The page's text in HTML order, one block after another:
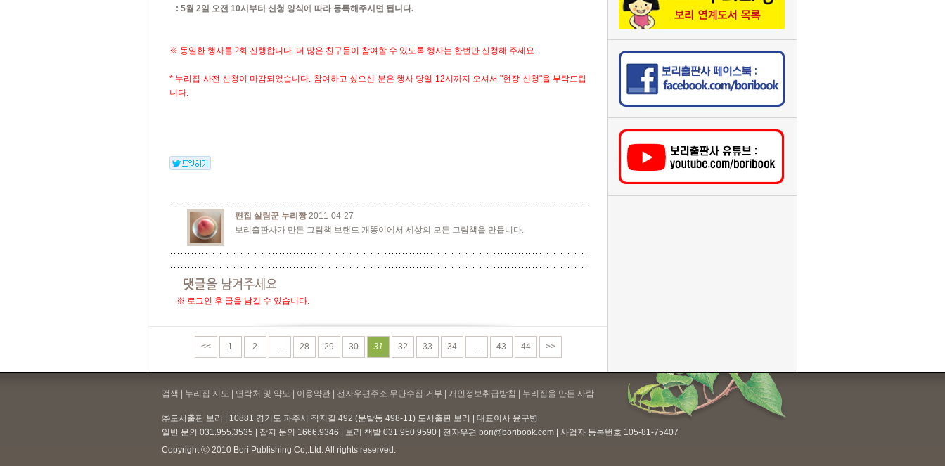
: 5월 2일 오전 10시부터 신청 양식에 따라 등록해주시면 됩니다.
※ 동일한 행사를 2회 진행합니다. 더 많은 친구들이 참여할 수 있도록 행사는 한번만 신청해 주세요.
* 누리집 사전 신청이 마감되었습니다. 참여하고 싶으신 분은 행사 당일 12시까지 오셔서 "현장 신청"을 부탁드립
니다.
편집 살림꾼 누리짱2011-04-27
보리출판사가 만든 그림책 브랜드 개똥이에서 세상의 모든 그림책을 만듭니다.
※ 로그인 후 글을 남길 수 있습니다.
<< 1 2 ... 28 29 30 31 32 33 34 ... 43 44 >>
검색 | 누리집 지도 | 연락처 및 약도 | 이용약관 | 전자우편주소 무단수집 거부 | 개인정보취급방침 | 누리집을 만든 사람
㈜도서출판 보리 | 10881 경기도 파주시 직지길 492 (문발동 498-11) 도서출판 보리 | 대표이사 윤구병
일반 문의 031.955.3535 | 잡지 문의 1666.9346 | 보리 책밭 031.950.9590 | 전자우편 bori@boribook.com | 사업자 등록번호 105-81-75407
Copyright ⓒ 2010 Bori Publishing Co,.Ltd. All rights reserved.